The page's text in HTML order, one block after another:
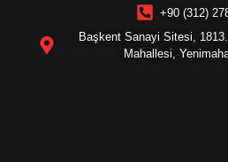
+90 (312)
Başkent Sanayi Sitesi,
Mahallesi,